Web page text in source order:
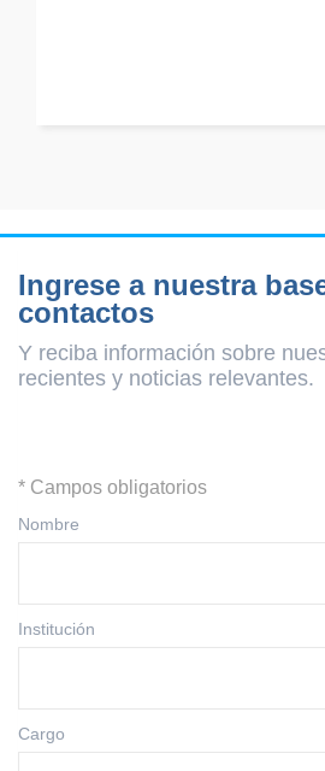
Ingrese a nuestra
contactos
Y reciba información sobre
recientes y noticias relevantes.
* Campos obligatorios
Nombre
Institución
Cargo